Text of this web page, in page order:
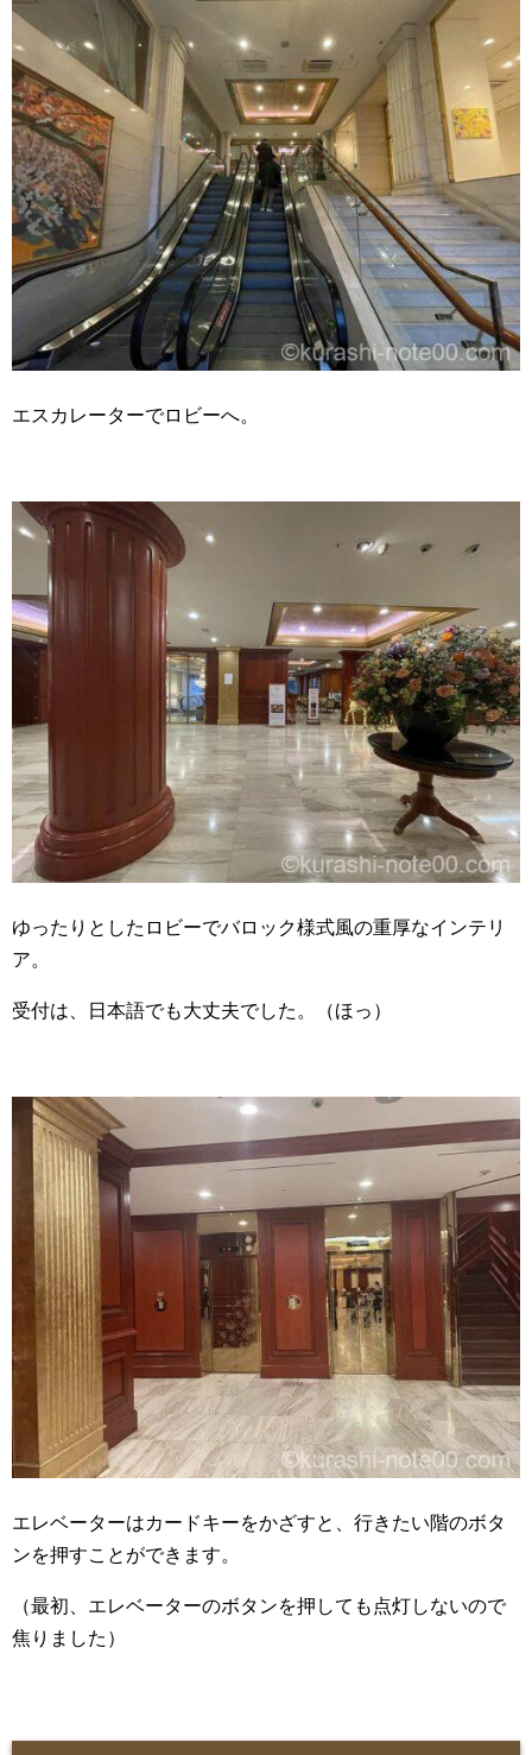
エスカレーターでロビーへ。
ゆったりとしたロビーでバロック様式風の重厚なインテリ
ア。
受付は、日本語でも大丈夫でした。（ほっ）
エレベーターはカードキーをかざすと、行きたい階のボタ
ンを押すことができます。
（最初、エレベーターのボタンを押しても点灯しないので
焦りました）